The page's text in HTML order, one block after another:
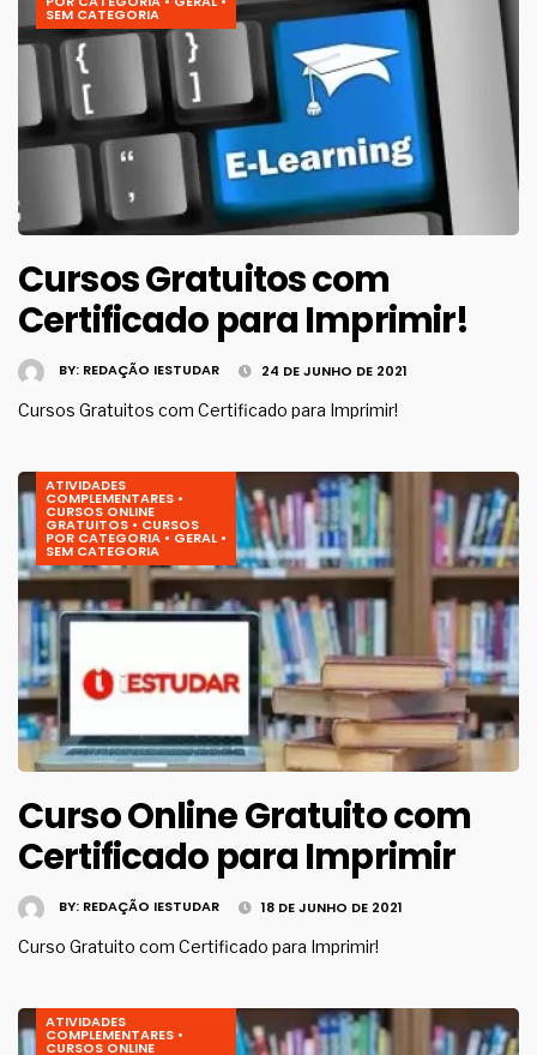
SEM CATEGORIA
Cursos Gratuitos com
Certificado para Imprimir!
BY: REDAÇÃO IESTUDAR 24 DE JUNHO DE 2021
Cursos Gratuitos com Certificado para Imprimir!
ATIVIDADES
COMPLEMENTARES •
CURSOS ONLINE
GRATUITOS • CURSOS
POR CATEGORIA • GERAL•
SEM CATEGORIA
Curso Online Gratuito com
Certificado para Imprimir
BY: REDAÇÃO IESTUDAR 18 DE JUNHO DE 2021
Curso Gratuito com Certificado para Imprimir!
ATIVIDADES
COMPLEMENTARES •
CURSOS ONLINE